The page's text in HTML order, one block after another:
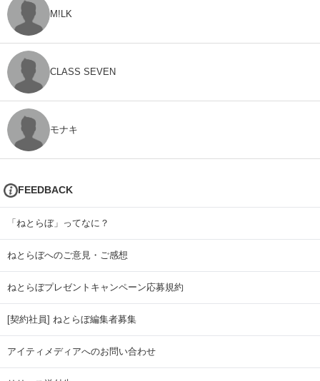
M!LK
CLASS SEVEN
モナキ
FEEDBACK
「ねとらぼ」ってなに？
ねとらぼへのご意見・ご感想
ねとらぼプレゼントキャンペーン応募規約
[契約社員] ねとらぼ編集者募集
アイティメディアへのお問い合わせ